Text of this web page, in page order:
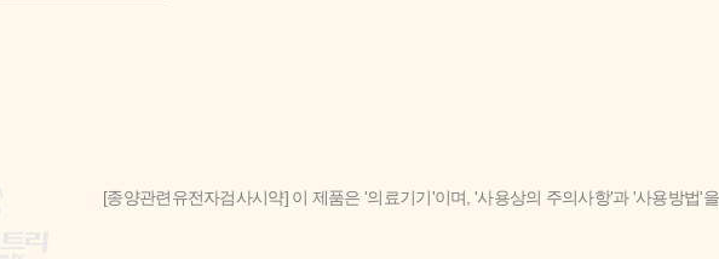
[종양관련유전자검사시약] 이 제품은 '의료기기'이며, '사용상의 주의사항'과 '사용방법'